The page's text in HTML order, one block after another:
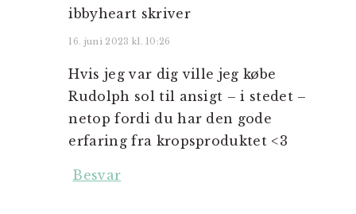
ibbyheart skriver
16. juni 2023 kl. 10:26
Hvis jeg var dig ville jeg købe
Rudolph sol til ansigt – i stedet –
netop fordi du har den gode
erfaring fra kropsproduktet <3
Besvar